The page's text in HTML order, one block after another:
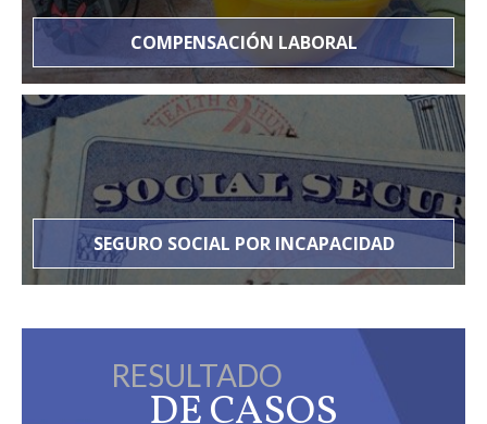
COMPENSACIÓN LABORAL
SEGURO SOCIAL POR INCAPACIDAD
RESULTADO